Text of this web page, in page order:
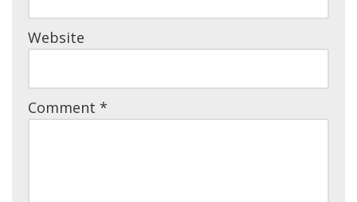
Website
Comment *